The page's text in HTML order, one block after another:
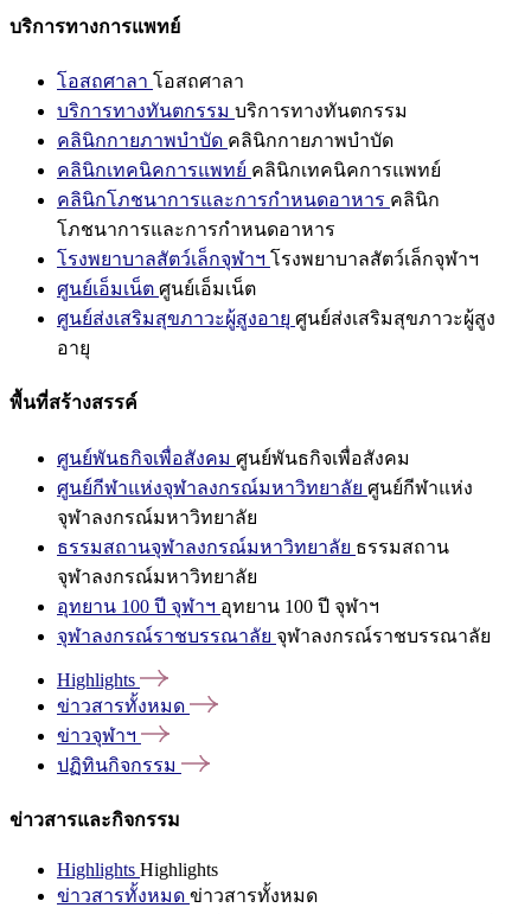
บริการทางการแพทย์
โอสถศาลา โอสถศาลา
บริการทางทันตกรรม บริการทางทันตกรรม
คลินิกกายภาพบำบัด คลินิกกายภาพบำบัด
คลินิกเทคนิคการแพทย์ คลินิกเทคนิคการแพทย์
คลินิกโภชนาการและการกำหนดอาหาร คลินิก
โภชนาการและการกำหนดอาหาร
โรงพยาบาลสัตว์เล็กจุฬาฯ โรงพยาบาลสัตว์เล็กจุฬาฯ
ศูนย์เอ็มเน็ต ศูนย์เอ็มเน็ต
ศูนย์ส่งเสริมสุขภาวะผู้สูงอายุ ศูนย์ส่งเสริมสุขภาวะผู้สูง
อายุ
พื้นที่สร้างสรรค์
ศูนย์พันธกิจเพื่อสังคม ศูนย์พันธกิจเพื่อสังคม
ศูนย์กีฬาแห่งจุฬาลงกรณ์มหาวิทยาลัย ศูนย์กีฬาแห่ง
จุฬาลงกรณ์มหาวิทยาลัย
ธรรมสถานจุฬาลงกรณ์มหาวิทยาลัย ธรรมสถาน
จุฬาลงกรณ์มหาวิทยาลัย
อุทยาน 100 ปี จุฬาฯ อุทยาน 100 ปี จุฬาฯ
จุฬาลงกรณ์ราชบรรณาลัย จุฬาลงกรณ์ราชบรรณาลัย
Highlights
ข่าวสารทั้งหมด
ข่าวจุฬาฯ
ปฏิทินกิจกรรม
ข่าวสารและกิจกรรม
Highlights Highlights
ข่าวสารทั้งหมด ข่าวสารทั้งหมด